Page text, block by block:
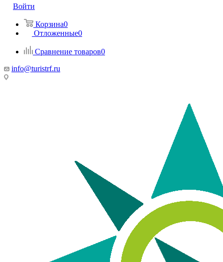
Войти
Корзина0
Отложенные0
Сравнение товаров0
info@turistrf.ru